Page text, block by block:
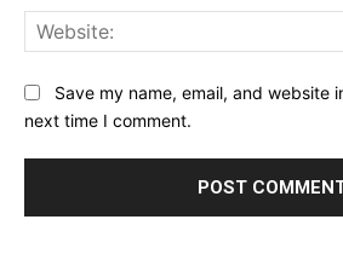
Save my name, email, and website
next time I comment.